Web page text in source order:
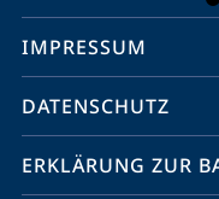
Social
Media
Kontakte
IMPRESSUM
DATENSCHUTZ
ERKLÄRUNG ZUR